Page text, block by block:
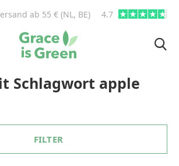
ab 55 € (NL, BE) 4.7
Schlagwort apple
FILTER